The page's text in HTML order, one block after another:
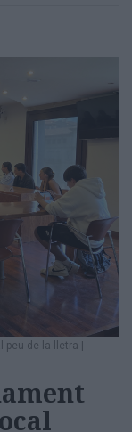
peu de la lletra